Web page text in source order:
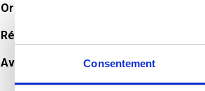
Consentement
Organisation et horaires :
Rémunération :
Avantages :